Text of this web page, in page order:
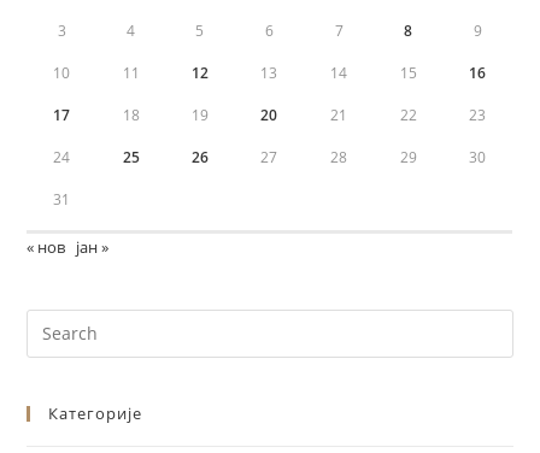
3 4 5 6 7 8 9
10 11 12 13 14 15 16
17 18 19 20 21 22 23
24 25 26 27 28 29 30
31
« нов јан »
Категорије